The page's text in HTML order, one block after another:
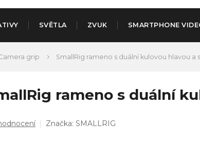
SVĚTLA ZVUK SMARTPHONE
grip SmallRig rameno s duální kulovou hlavou a
rameno s duální
Značka: SMALLRIG